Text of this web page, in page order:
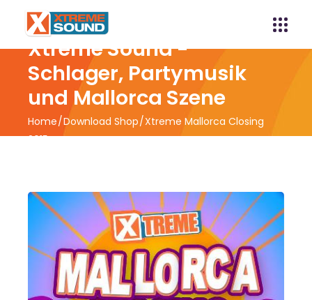
Xtreme Sound -
Schlager, Partymusik
und Mallorca Szene
Home Download Shop Xtreme Mallorca Closing
2015